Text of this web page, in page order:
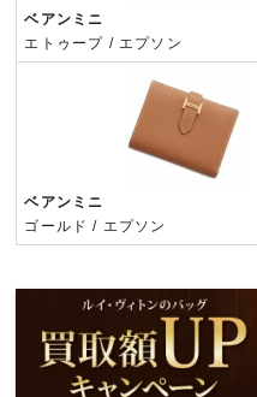
ベアンミニ
エトゥープ / エプソン
ベアンミニ
ゴールド / エプソン